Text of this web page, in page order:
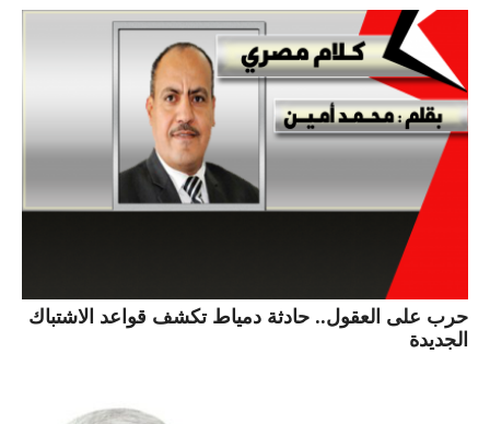
حرب على العقول.. حادثة دمياط تكشف قواعد الاشتباك
الجديدة